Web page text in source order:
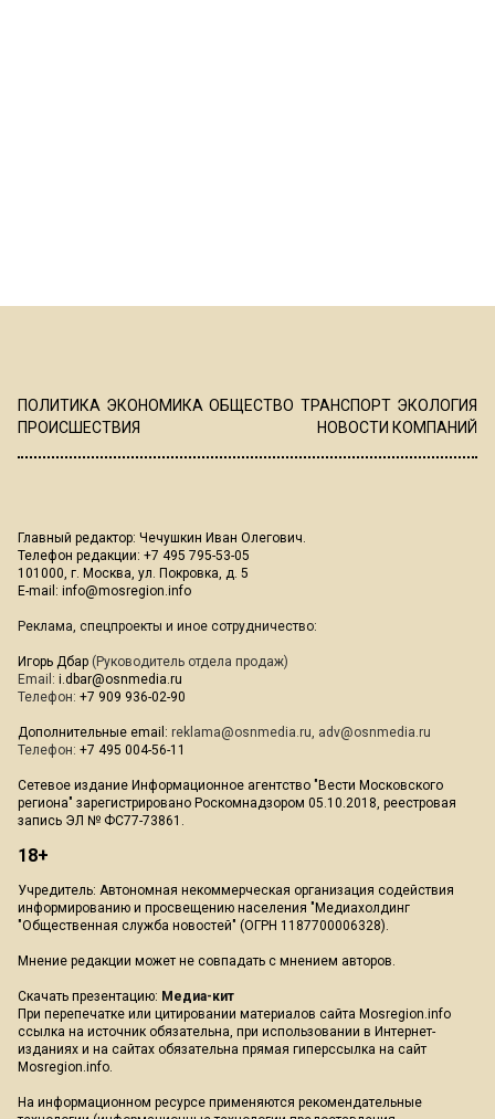
ПОЛИТИКА ЭКОНОМИКА ОБЩЕСТВО ТРАНСПОРТ ЭКОЛОГИЯ
ПРОИСШЕСТВИЯ
НОВОСТИ КОМПАНИЙ
Главный редактор: Чечушкин Иван Олегович.
Телефон редакции: +7 495 795-53-05
101000, г. Москва, ул. Покровка, д. 5
E-mail: info@mosregion.info
Реклама, спецпроекты и иное сотрудничество:
Игорь Дбар (Руководитель отдела продаж)
Email: i.dbar@osnmedia.ru
Телефон: +7 909 936-02-90
Дополнительные email: reklama@osnmedia.ru, adv@osnmedia.ru
Телефон: +7 495 004-56-11
Сетевое издание Информационное агентство "Вести Московского
региона" зарегистрировано Роскомнадзором 05.10.2018, реестровая
запись ЭЛ № ФС77-73861.
18+
Учредитель: Автономная некоммерческая организация содействия
информированию и просвещению населения "Медиахолдинг
"Общественная служба новостей" (ОГРН 1187700006328).
Мнение редакции может не совпадать с мнением авторов.
Скачать презентацию: Медиа-кит
При перепечатке или цитировании материалов сайта Mosregion.info
ссылка на источник обязательна, при использовании в Интернет-
изданиях и на сайтах обязательна прямая гиперссылка на сайт
Mosregion.info.
На информационном ресурсе применяются рекомендательные